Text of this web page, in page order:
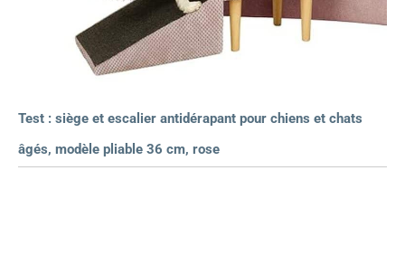
Test : siège et escalier antidérapant pour chiens et chats
âgés, modèle pliable 36 cm, rose